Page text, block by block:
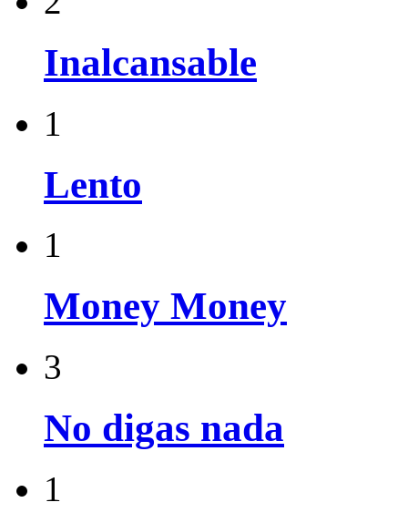
Inalcansable
1
Lento
1
Money Money
3
No digas nada
1